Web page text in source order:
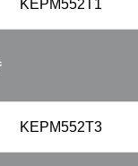
KEPM552T1
KEPM552T3